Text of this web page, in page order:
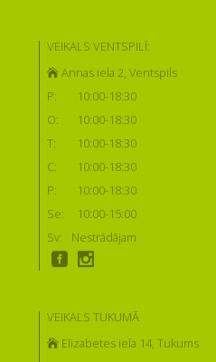
VEIKALS VENTSPILĪ:
Annas iela 2, Ventspils
P:
10:00-18:30
O:
10:00-18:30
T:
10:00-18:30
C:
10:00-18:30
P:
10:00-18:30
Se:
10:00-15:00
Sv:
Nestrādājam
VEIKALS TUKUMĀ
Elizabetes iela 14, Tukums